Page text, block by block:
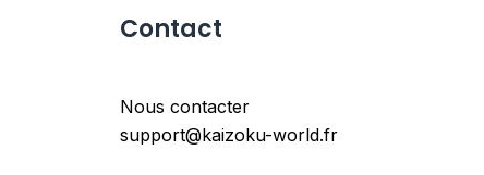
Contact
Nous contacter
support@kaizoku-world.fr